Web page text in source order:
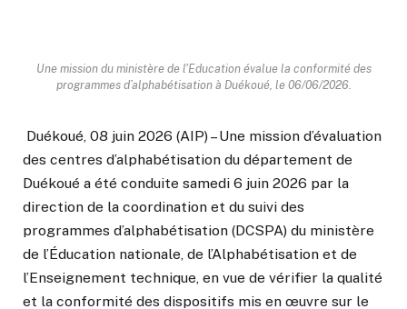
Une mission du ministère de l'Education évalue la conformité des
programmes d’alphabétisation à Duékoué, le 06/06/2026.
Duékoué, 08 juin 2026 (AIP) – Une mission d’évaluation
des centres d’alphabétisation du département de
Duékoué a été conduite samedi 6 juin 2026 par la
direction de la coordination et du suivi des
programmes d’alphabétisation (DCSPA) du ministère
de l’Éducation nationale, de l’Alphabétisation et de
l’Enseignement technique, en vue de vérifier la qualité
et la conformité des dispositifs mis en œuvre sur le